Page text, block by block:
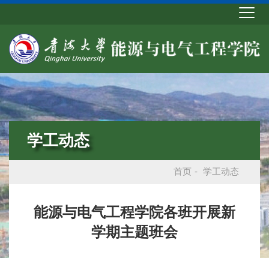
学工动态
首页 - 学工动态
能源与电气工程学院各班开展新
学期主题班会